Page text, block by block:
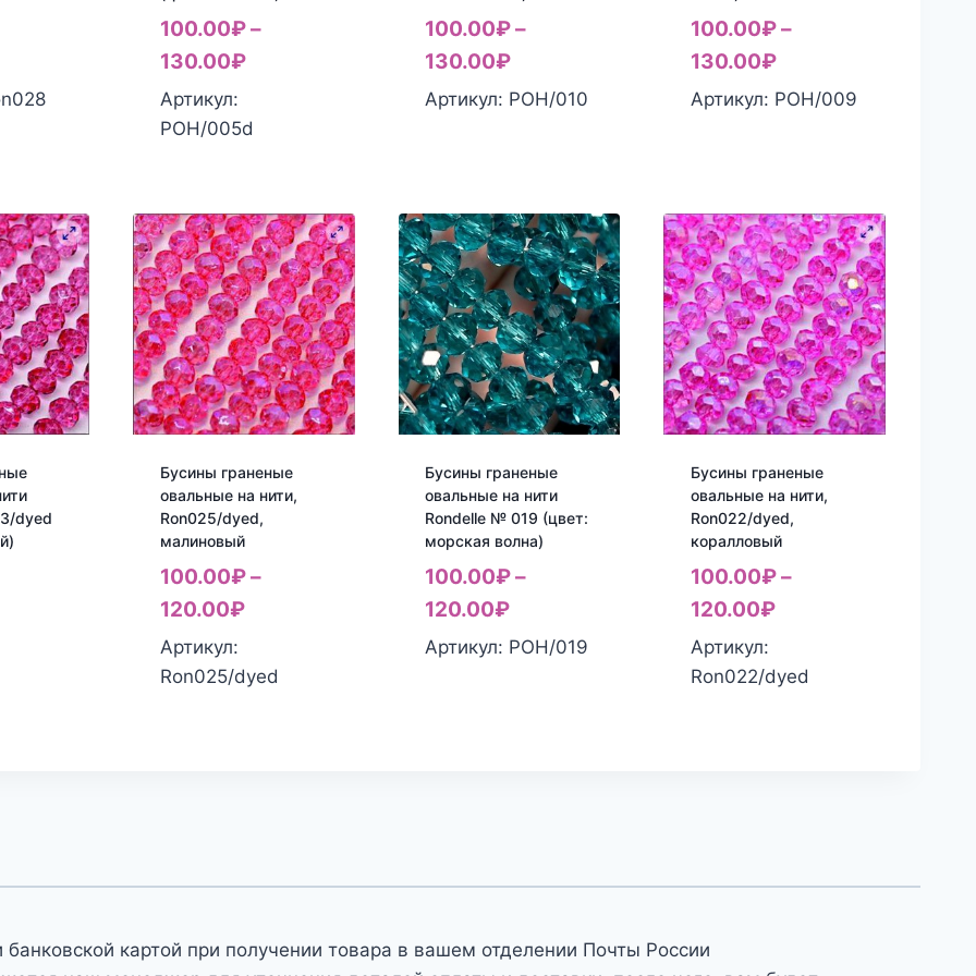
100.00₽–
130.00₽
Артикул:
РОН/005d
100.00₽–
130.00₽
Артикул: РОН/010
100.00₽–
130.00₽
Артикул: РОН/009
dyed
Бусины граненые
овальные на нити,
Ron025/dyed,
малиновый
100.00₽–
120.00₽
Артикул:
Ron025/dyed
Бусины граненые
овальные на нити
Rondelle № 019 (цвет:
морская волна)
100.00₽–
120.00₽
Артикул: РОН/019
Бусины граненые
овальные на нити,
Ron022/dyed,
коралловый
100.00₽–
120.00₽
Артикул:
Ron022/dyed
картой при получении товара в вашем отделении Почты России